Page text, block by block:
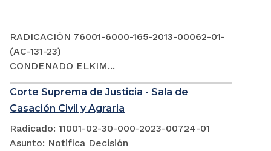
RADICACIÓN 76001-6000-165-2013-00062-01-
(AC-131-23)
CONDENADO ELKIM...
Corte Suprema de Justicia - Sala de
Casación Civil y Agraria
Radicado: 11001-02-30-000-2023-00724-01
Asunto: Notifica Decisión